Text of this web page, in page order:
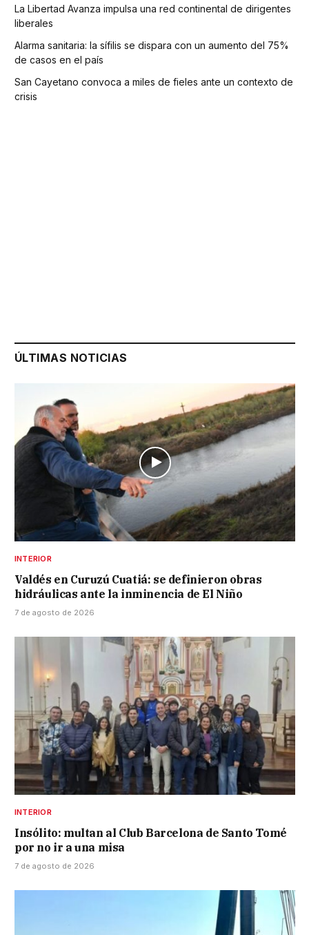
La Libertad Avanza impulsa una red continental de dirigentes
liberales
Alarma sanitaria: la sífilis se dispara con un aumento del 75%
de casos en el país
San Cayetano convoca a miles de fieles ante un contexto de
crisis
ÚLTIMAS NOTICIAS
INTERIOR
Valdés en Curuzú Cuatiá: se definieron obras
hidráulicas ante la inminencia de El Niño
7 de agosto de 2026
INTERIOR
Insólito: multan al Club Barcelona de Santo Tomé
por no ir a una misa
7 de agosto de 2026